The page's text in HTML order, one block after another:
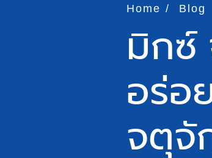
Home Blog
มิกซ์
อร่อ
จตุจั